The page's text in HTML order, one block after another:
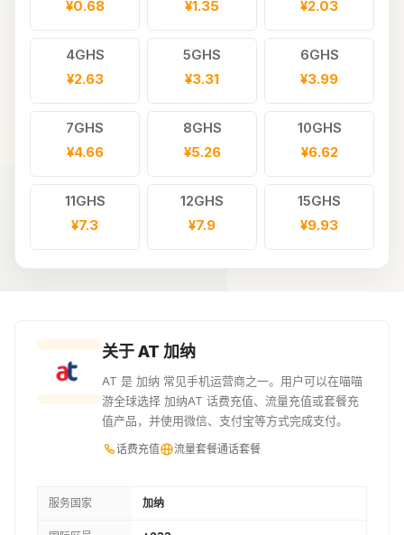
¥0.68
¥1.35
¥2.03
4GHS
¥2.63
5GHS
¥3.31
6GHS
¥3.99
7GHS
¥4.66
8GHS
¥5.26
10GHS
¥6.62
11GHS
¥7.3
12GHS
¥7.9
15GHS
¥9.93
25GHS
¥16.47
30GHS
¥19.78
¥26.32
50GHS
¥32.94
5USD
¥34.07
60GHS
70GHS
关于 AT 加纳
AT 是 加纳 常见手机运营商之一。用户可以在喵喵
游全球选择 加纳AT 话费充值、流量充值或套餐充
值产品，并使用微信、支付宝等方式完成支付。
话费充值 流量套餐通话套餐
服务国家 加纳